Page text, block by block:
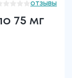
отзывы
75 мг